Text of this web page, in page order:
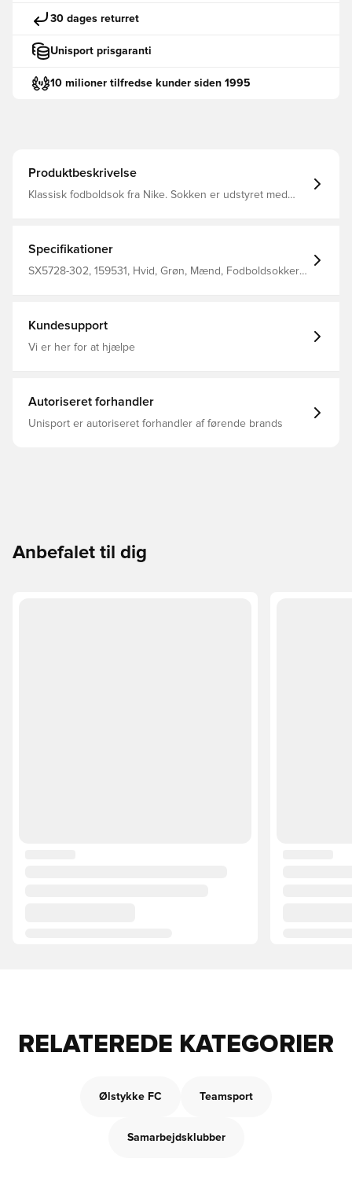
30 dages returret
Unisport prisgaranti
10 milioner tilfredse kunder siden 1995
Produktbeskrivelse
Klassisk fodboldsok fra Nike. Sokken er udstyret med
Specifikationer
SX5728-302, 159531, Hvid, Grøn, Mænd, Fodboldsokker,
Kundesupport
Vi er her for at hjælpe
Autoriseret forhandler
Unisport er autoriseret forhandler af førende brands
Anbefalet til dig
RELATEREDE KATEGORIER
Ølstykke FC Teamsport
Samarbejdsklubber